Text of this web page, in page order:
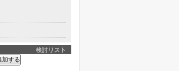
検討リスト
加する